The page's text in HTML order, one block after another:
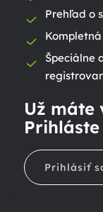
Prehľad o
Špeciálne
Už máte
Prihláste
Prihlásiť